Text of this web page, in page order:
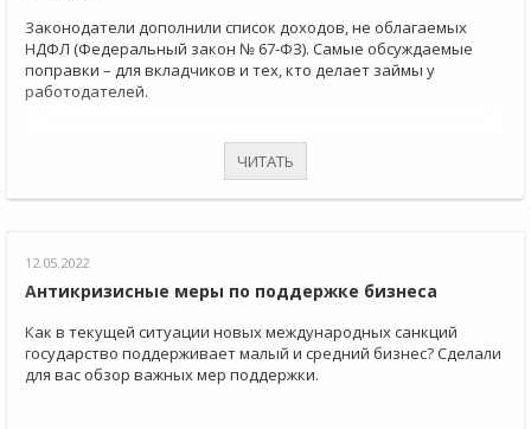
Законодатели дополнили список доходов, не облагаемых
НДФЛ (Федеральный закон № 67-ФЗ). Самые обсуждаемые
поправки – для вкладчиков и тех, кто делает займы у
работодателей.
ЧИТАТЬ
12.05.2022
Антикризисные меры по поддержке бизнеса
Как в текущей ситуации новых международных санкций
государство поддерживает малый и средний бизнес? Сделали
для вас обзор важных мер поддержки.